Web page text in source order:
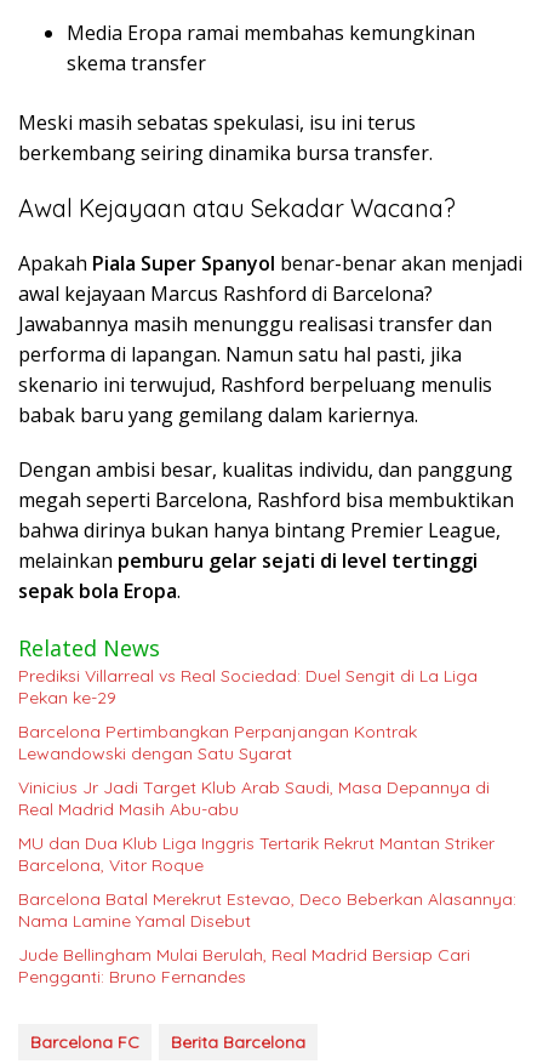
Media Eropa ramai membahas kemungkinan
skema transfer
Meski masih sebatas spekulasi, isu ini terus
berkembang seiring dinamika bursa transfer.
Awal Kejayaan atau Sekadar Wacana?
Apakah Piala Super Spanyol benar-benar akan menjadi
awal kejayaan Marcus Rashford di Barcelona?
Jawabannya masih menunggu realisasi transfer dan
performa di lapangan. Namun satu hal pasti, jika
skenario ini terwujud, Rashford berpeluang menulis
babak baru yang gemilang dalam kariernya.
Dengan ambisi besar, kualitas individu, dan panggung
megah seperti Barcelona, Rashford bisa membuktikan
bahwa dirinya bukan hanya bintang Premier League,
melainkan pemburu gelar sejati di level tertinggi
sepak bola Eropa.
Related News
Prediksi Villarreal vs Real Sociedad: Duel Sengit di La Liga
Pekan ke-29
Barcelona Pertimbangkan Perpanjangan Kontrak
Lewandowski dengan Satu Syarat
Vinicius Jr Jadi Target Klub Arab Saudi, Masa Depannya di
Real Madrid Masih Abu-abu
MU dan Dua Klub Liga Inggris Tertarik Rekrut Mantan Striker
Barcelona, Vitor Roque
Barcelona Batal Merekrut Estevao, Deco Beberkan Alasannya:
Nama Lamine Yamal Disebut
Jude Bellingham Mulai Berulah, Real Madrid Bersiap Cari
Pengganti: Bruno Fernandes
Barcelona FC
Berita Barcelona